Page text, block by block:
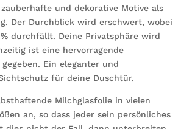
und dekorative Motive als
Der Durchblick wird erschwert, wobei
durchfällt. Deine Privatsphäre wird
ist eine hervorragende
Ein eleganter und
für deine Duschtür.
Milchglasfolie in vielen
an, so dass jeder sein persönliches